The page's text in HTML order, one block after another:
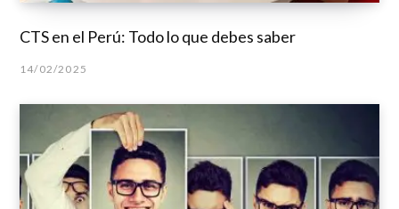
CTS en el Perú: Todo lo que debes saber
14/02/2025